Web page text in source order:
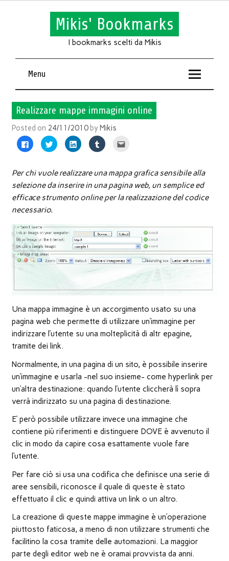
Mikis' Bookmarks
I bookmarks scelti da Mikis
Menu
Realizzare mappe immagini online
Posted on 24/11/2010 byMikis
Fai
clic
Facebook
apre
in
una
nuova
finestra)
Fai
clic
su
Twitter
(Si
apre
in
una
Fai
clic
su
LinkedIn
(Si
apre
in
una
Fai
clic
su
Tumblr
(Si
apre
in
una
l'articolo
via
mail
un
amico
una
nuova
finestra)
Per chi vuole realizzare una mappa grafica sensibile alla
selezione da inserire in una pagina web, un semplice ed
efficace strumento online per la realizzazione del codice
necessario.
Una mappa immagine è un accorgimento usato su una
pagina web che permette di utilizzare un’immagine per
indirizzare l’utente su una molteplicità di altr epagine,
tramite dei link.
Normalmente, in una pagina di un sito, è possibile inserire
un’immagine e usarla -nel suo insieme- come hyperlink per
un’altra destinazione: quando l’utente cliccherà lì sopra
verrà indirizzato su una pagina di destinazione.
E’ però possibile utilizzare invece una immagine che
contiene più riferimenti e distinguere DOVE è avvenuto il
clic in modo da capire cosa esattamente vuole fare
l’utente.
Per fare ciò si usa una codifica che definisce una serie di
aree sensibili, riconosce il quale di queste è stato
effettuato il clic e quindi attiva un link o un altro.
La creazione di queste mappe immagine è un’operazione
piuttosto faticosa, a meno di non utilizzare strumenti che
facilitino la cosa tramite delle automazioni. La maggior
parte degli editor web ne è oramai provvista da anni.